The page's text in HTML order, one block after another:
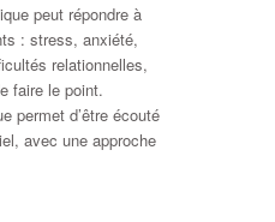
peut répondre à
: stress, anxiété,
relationnelles,
faire le point.
permet d’être écouté
avec une approche